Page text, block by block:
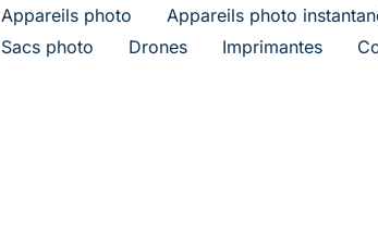
Appareils photo Appareils photo
Sacs photo
Drones Imprimantes